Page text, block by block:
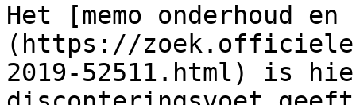
Het [memo onderhoud
(https://
2019-52511.html) is